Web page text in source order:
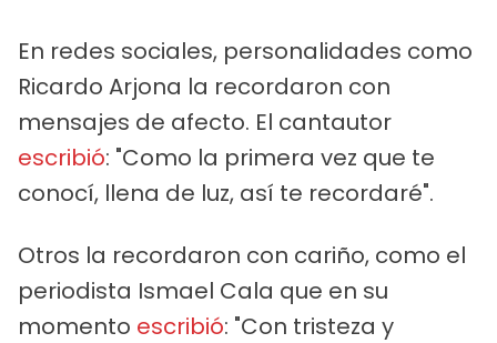
En redes sociales, personalidades como
Ricardo Arjona la recordaron con
mensajes de afecto. El cantautor
escribió: "Como la primera vez que te
conocí, llena de luz, así te recordaré".
Otros la recordaron con cariño, como el
periodista Ismael Cala que en su
momento escribió: "Con tristeza y